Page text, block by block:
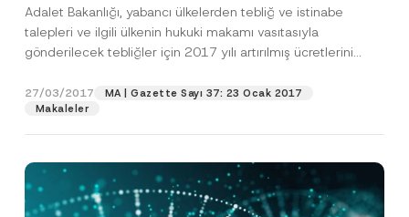
Adalet Bakanlığı, yabancı ülkelerden tebliğ ve istinabe
talepleri ve ilgili ülkenin hukuki makamı vasıtasıyla
gönderilecek tebliğler için 2017 yılı artırılmış ücretlerini
27/03/2017
MA | Gazette Sayı 37: 23 Ocak 2017
Makaleler